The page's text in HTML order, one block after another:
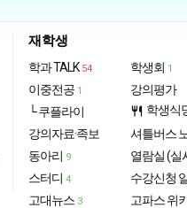
재학생
학과 TALK 54
이중전공 1
└ 쿠플라이
강의자료·족보
동아리 9
스터디 4
고대뉴스 3
학생회 1
강의평가
restaurant 학생식
셔틀버스
열람실 (실
수강신청
고파스 위